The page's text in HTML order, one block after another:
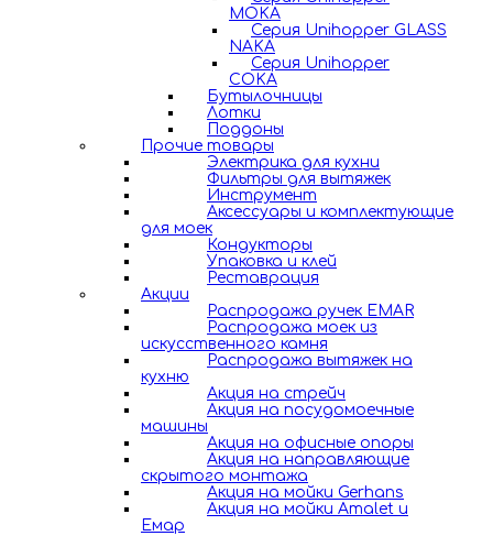
MOKA
Серия Unihopper GLASS
NAKA
Серия Unihopper
COKA
Бутылочницы
Лотки
Поддоны
Прочие товары
Электрика для кухни
Фильтры для вытяжек
Инструмент
Аксессуары и комплектующие
для моек
Кондукторы
Упаковка и клей
Реставрация
Акции
Распродажа ручек EMAR
Распродажа моек из
искусственного камня
Распродажа вытяжек на
кухню
Акция на стрейч
Акция на посудомоечные
машины
Акция на офисные опоры
Акция на направляющие
скрытого монтажа
Акция на мойки Gerhans
Акция на мойки Amalet и
Емар